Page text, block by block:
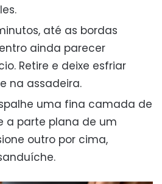
até as bordas
ainda parecer
Retire e deixe esfriar
na assadeira.
uma fina camada de
a parte plana de um
outro por cima,